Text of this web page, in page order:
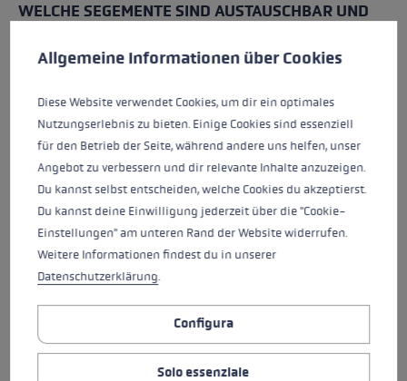
WELCHE SEGEMENTE SIND AUSTAUSCHBAR UND
direkt hier aufleki.combestellt werden. Die Reperatur
lässt sich schnell und einfach zu Hause durchführen.
Die anderen Segemente können profesionell vom
Händler oder unserem LEKI Service Team ersetzt
werden. Um dein passendes Ersatzteil zu finden nutze
einfach unserenErsatzteilfinder. Wir zeigen dir dann
wie du deinen Stock selbst reparieren kannst oder wo
dir geholfen wird.
Preferenze per i cookie
Allgemeine Informationen über Cookies
Diese Website verwendet Cookies, um dir ein optimales
Nutzungserlebnis zu bieten. Einige Cookies sind essenziell
für den Betrieb der Seite, während andere uns helfen, unser
Angebot zu verbessern und dir relevante Inhalte anzuzeigen.
Du kannst selbst entscheiden, welche Cookies du akzeptierst.
Du kannst deine Einwilligung jederzeit über die "Cookie-
Einstellungen" am unteren Rand der Website widerrufen.
Weitere Informationen findest du in unserer
Datenschutzerklärung.
Configura
Solo essenziale